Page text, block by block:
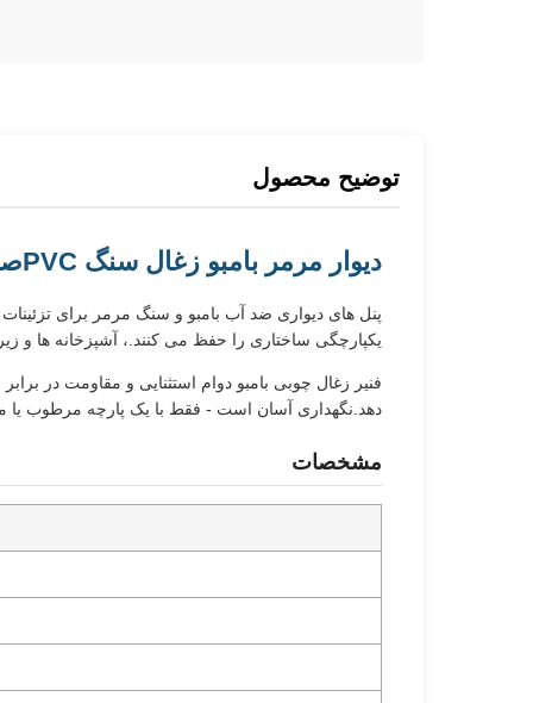
توضیح محصول
دیوار مرمر بامبو زغال سنگ PVC
پنل های دیواری ضد آب بامبو و سنگ مرمر برای
یکپارچگی ساختاری را حفظ می کنند.، آشپزخانه ها و
دهد.نگهداری آسان است - فقط با یک پارچه مرطوب یا
مشخصات